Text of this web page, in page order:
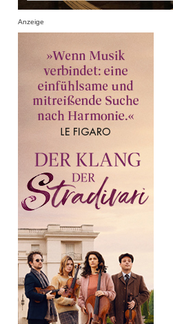
Anzeige